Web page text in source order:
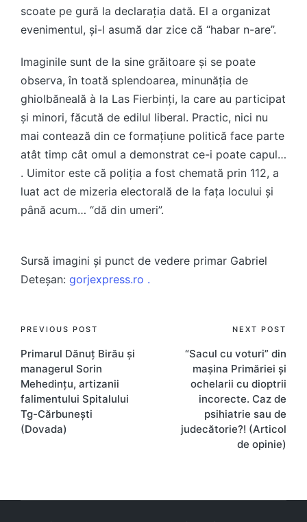
scoate pe gură la declarația dată. El a organizat
evenimentul, și-l asumă dar zice că “habar n-are”.
Imaginile sunt de la sine grăitoare și se poate
observa, în toată splendoarea, minunăția de
ghiolbăneală à la Las Fierbinți, la care au participat
și minori, făcută de edilul liberal. Practic, nici nu
mai contează din ce formațiune politică face parte
atât timp cât omul a demonstrat ce-i poate capul…
. Uimitor este că poliția a fost chemată prin 112, a
luat act de mizeria electorală de la fața locului și
până acum… “dă din umeri”.
Sursă imagini și punct de vedere primar Gabriel
Deteșan: gorjexpress.ro .
Post
navigation
PREVIOUS POST
Primarul Dănuț Birău și
managerul Sorin
Mehedințu, artizanii
falimentului Spitalului
Tg-Cărbunești
(Dovada)
NEXT POST
“Sacul cu voturi” din
mașina Primăriei și
ochelarii cu dioptrii
incorecte. Caz de
psihiatrie sau de
judecătorie?! (Articol
de opinie)